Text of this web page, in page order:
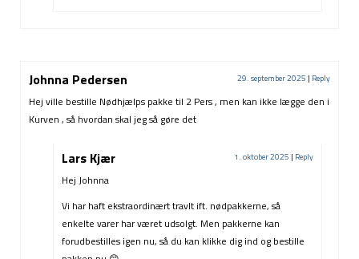
Johnna Pedersen 29. september 2025 | Reply
Hej ville bestille Nødhjælps pakke til 2 Pers , men kan ikke lægge den i
Kurven , så hvordan skal jeg så gøre det
Lars Kjær 1. oktober 2025 | Reply
Hej Johnna
Vi har haft ekstraordinært travlt ift. nødpakkerne, så
enkelte varer har været udsolgt. Men pakkerne kan
forudbestilles igen nu, så du kan klikke dig ind og bestille